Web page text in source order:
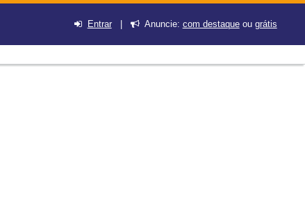
Entrar| Anuncie: com destaqueou grátis